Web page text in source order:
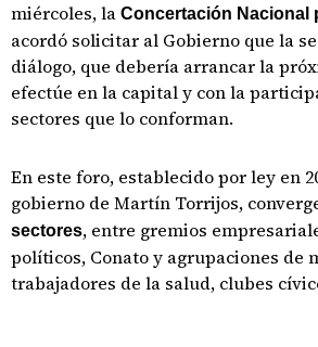
miércoles, la Concertación Nacional
acordó solicitar al Gobierno que la
diálogo, que debería arrancar la
efectúe en la capital y con la
sectores que lo conforman.
En este foro, establecido por ley en
gobierno de Martín Torrijos,
sectores, entre gremios
políticos, Conato y agrupaciones de
trabajadores de la salud, clubes